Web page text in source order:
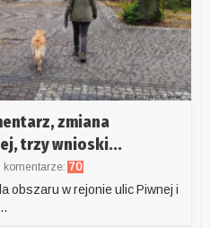
zmiana
trzy wnioski...
komentarze: 70
obszaru w rejonie ulic Piwnej i